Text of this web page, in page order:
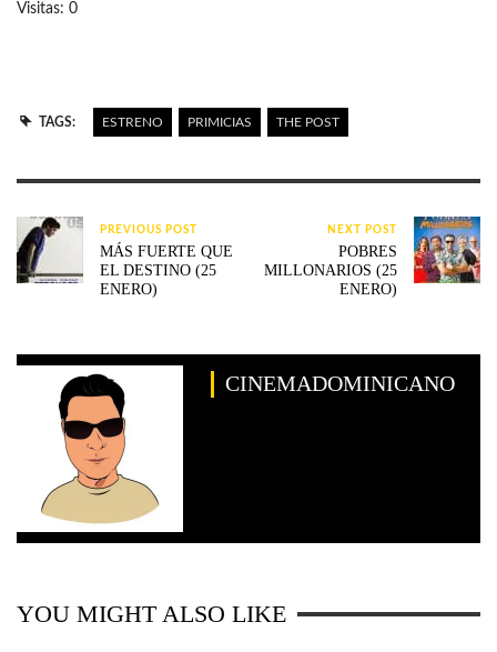
Visitas: 0
TAGS: ESTRENO PRIMICIAS THE POST
PREVIOUS POST
MÁS FUERTE QUE
EL DESTINO (25
ENERO)
NEXT POST
POBRES
MILLONARIOS (25
ENERO)
CINEMADOMINICANO
YOU MIGHT ALSO LIKE